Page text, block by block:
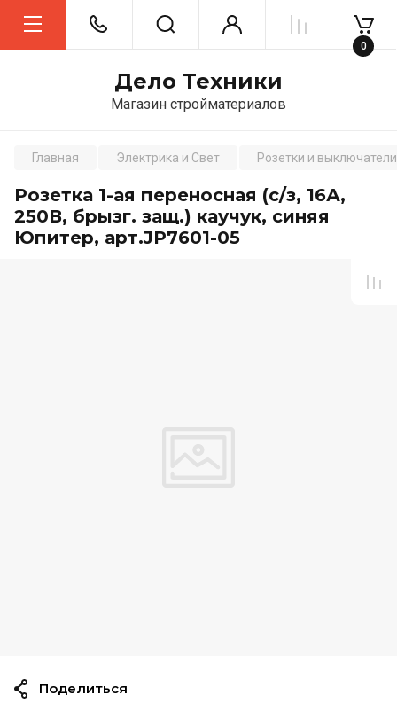
Дело Техники
Магазин стройматериалов
0
Главная Электрика и Свет Розетки и выключатели
Розетка 1-ая переносная (с/з, 16А,
250В, брызг. защ.) каучук, синяя
Юпитер, арт.JP7601-05
Поделиться